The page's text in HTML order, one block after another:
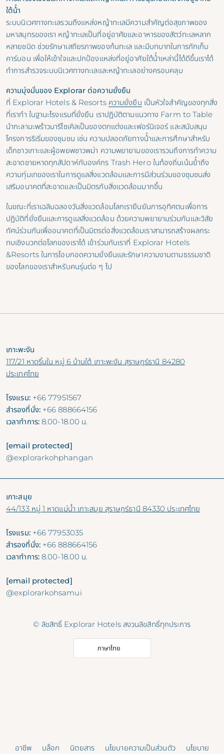
ใต้น้ํา
ระบบนิเวศทางทะเลรวมถึงแหล่งหญ้าทะเลมีความสําคัญต่อสุขภาพของ
มหาสมุทรของเรา หญ้าทะเลเป็นที่อยู่อาศัยและอาหารของสัตว์ทะเลหลาก
หลายชนิด ช่วยรักษาเสถียรภาพของก้นทะเล และมีบทบาทในการกักเก็บ
คาร์บอน เพื่อให้เข้าใจและปกป้องแหล่งที่อยู่อาศัยใต้น้ําเหล่านี้ได้ดีขึ้นเราได้
ทําการสํารวจระบบนิเวศทางทะเลและหญ้าทะเลอย่างครอบคลุม
ความมุ่งมั่นของ Explorar ต่อความยั่งยืน
ที่ Explorar Hotels & Resorts ความยั่งยืน เป็นหัวใจสําคัญของทุกสิ่ง
ที่เราทํา ในฐานะโรงแรมที่ยั่งยืน เราปฏิบัติตามแนวทาง Farm to Table
นํากะลามะพร้าวมารีไซเคิลเป็นของตกแต่งและเฟอร์นิเจอร์ และสนับสนุน
โครงการริเริ่มของชุมชน เช่น ความปลอดภัยทางน้ําและการศึกษาสําหรับ
เด็กชาวเกาะและผู้อพยพชาวพม่า ความพยายามของเรารวมถึงการทําความ
สะอาดชายหาดทุกสัปดาห์กับองค์กร Trash Hero ในท้องถิ่นเน้นย้ําถึง
ความทุ่มเทของเราในการดูแลสิ่งแวดล้อมและการมีส่วนร่วมของชุมชนส่ง
เสริมอนาคตที่สะอาดและเป็นมิตรกับสิ่งแวดล้อมมากขึ้น
ในขณะที่เราเฉลิมฉลองวันสิ่งแวดล้อมโลกเรายืนยันการอุทิศตนเพื่อการ
ปฏิบัติที่ยั่งยืนและการดูแลสิ่งแวดล้อม ด้วยความพยายามร่วมกันและวิสัย
ทัศน์ร่วมกันเพื่ออนาคตที่เป็นมิตรต่อสิ่งแวดล้อมเราสามารถสร้างผลกระ
ทบเชิงบวกต่อโลกของเราได้ เข้าร่วมกับเราที่ Explorar Hotels
&Resorts ในการโอบกอดความยั่งยืนและรักษาความงามตามธรรมชาติ
ของโลกของเราสําหรับคนรุ่นต่อ ๆ ไป
เกาะพะงัน
117/21 หาดริ้นใน หมู่ 6 บ้านใต้ เกาะพะงัน สุราษฎร์ธานี 84280
ประเทศไทย
โรงแรม: +66 77951567
สำรองที่นั่ง: +66 888664156
เวลาทำการ:8.00-18.00 น.
[email protected]
@explorarkohphangan
เกาะสมุย
44/133 หมู่ 1 หาดแม่น้ำ เกาะสมุย สุราษฎร์ธานี 84330 ประเทศไทย
โรงแรม: +66 77953035
สำรองที่นั่ง: +66 888664156
เวลาทำการ:8.00-18.00 น.
[email protected]
@explorarkohsamui
© ลิขสิทธิ์ Explorar Hotels สงวนลิขสิทธิ์ทุกประการ
ภาษาไทย
อาชีพ บล็อก นิตยสาร นโยบายความเป็นส่วนตัว นโยบาย